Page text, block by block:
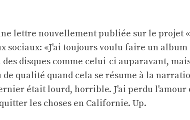
lettre nouvellement publiée sur le projet
sociaux: «J'ai toujours voulu faire un album
disques comme celui-ci auparavant,
de qualité quand cela se résume à la
était lourd, horrible. J'ai perdu l'amour
les choses en Californie. Up.